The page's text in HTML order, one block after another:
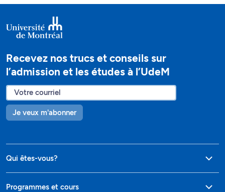
Recevez nos trucs et conseils sur
l’admission et les études à l’UdeM
Je veux m'abonner
Qui êtes-vous?
Programmes et cours